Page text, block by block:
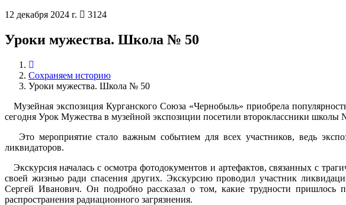
12 декабря 2024 г. 3124
Уроки мужества. Школа № 50
Сохраняем историю
Уроки мужества. Школа № 50
Музейная экспозиция Курганского Союза «Чернобыль» приобрела
сегодня Урок Мужества в музейной экспозиции посетили второклассники школы
Это мероприятие стало важным событием для всех участников, ведь
ликвидаторов.
Экскурсия началась с осмотра фотодокументов и артефактов, связанных с
своей жизнью ради спасения других. Экскурсию проводил участник
Сергей Иванович. Он подробно рассказал о том, какие трудности
распространения радиационного загрязнения.